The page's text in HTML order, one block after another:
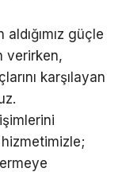
güçle
verirken,
karşılayan
hizmetimizle;